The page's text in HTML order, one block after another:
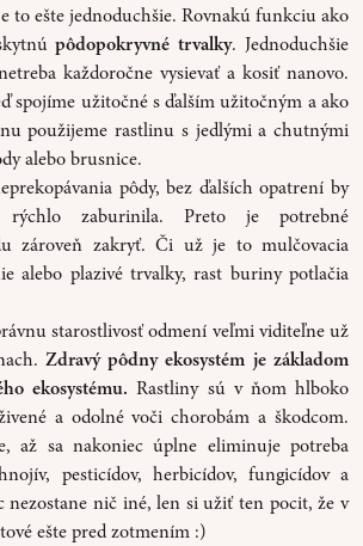
to ešte jednoduchšie. Rovnakú funkciu ako
pôdopokryvné trvalky. Jednoduchšie
každoročne vysievať a kosiť nanovo.
spojíme užitočné s ďalším užitočným a ako
použijeme rastlinu s jedlými a chutnými
alebo brusnice.
pôdy, bez ďalších opatrení by
zaburinila. Preto je potrebné
zároveň zakryť. Či už je to mulčovacia
alebo plazivé trvalky, rast buriny potlačia
starostlivosť odmení veľmi viditeľne už
Zdravý pôdny ekosystém je základom
ekosystému. Rastliny sú v ňom hlboko
a odolné voči chorobám a škodcom.
až sa nakoniec úplne eliminuje potreba
pesticídov, herbicídov, fungicídov a
nezostane nič iné, len si užiť ten pocit, že v
ešte pred zotmením :)